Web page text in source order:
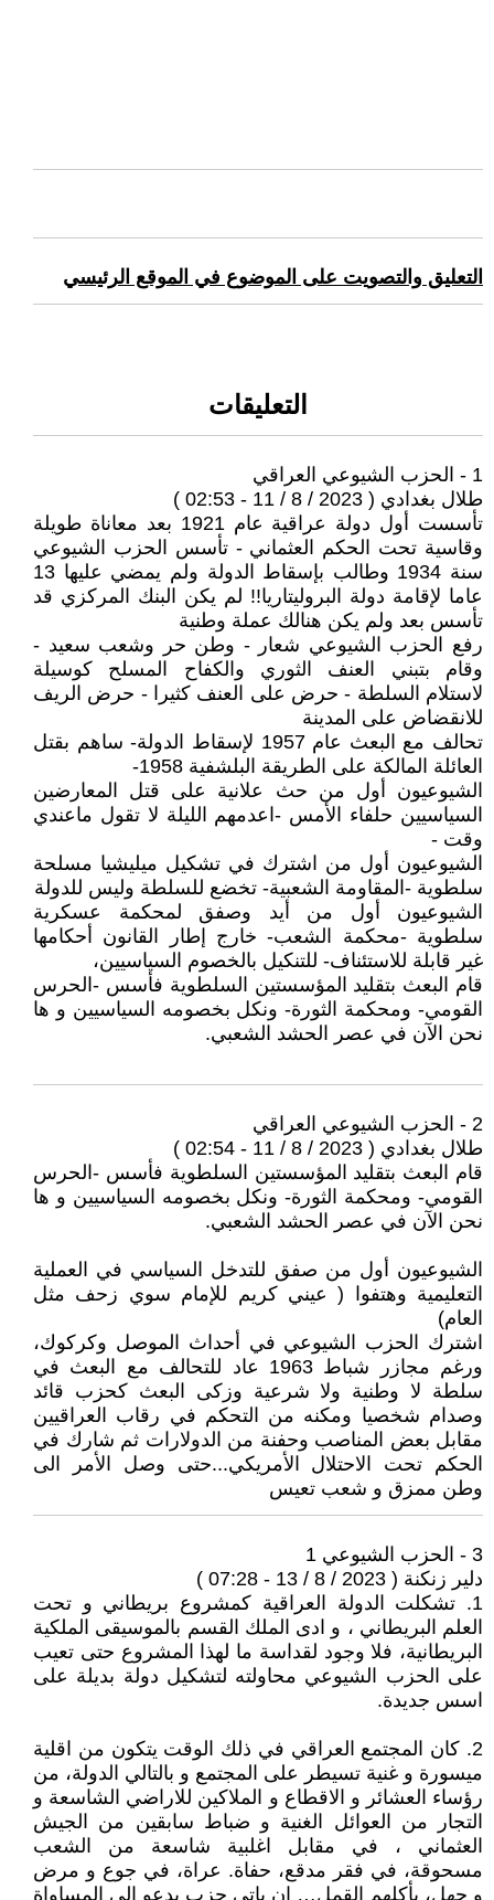
التعليق والتصويت على الموضوع في الموقع الرئيسي
التعليقات
1 - الحزب الشيوعي العراقي
طلال بغدادي ( 2023 / 8 / 11 - 02:53 )
تأسست أول دولة عراقية عام 1921 بعد معاناة طويلة
وقاسية تحت الحكم العثماني - تأسس الحزب الشيوعي
سنة 1934 وطالب بإسقاط الدولة ولم يمضي عليها 13
عاما لإقامة دولة البروليتاريا!! لم يكن البنك المركزي قد
تأسس بعد ولم يكن هنالك عملة وطنية
رفع الحزب الشيوعي شعار - وطن حر وشعب سعيد -
وقام بتبني العنف الثوري والكفاح المسلح كوسيلة
لاستلام السلطة - حرض على العنف كثيرا - حرض الريف
للانقضاض على المدينة
تحالف مع البعث عام 1957 لإسقاط الدولة- ساهم بقتل
العائلة المالكة على الطريقة البلشفية 1958-
الشيوعيون أول من حث علانية على قتل المعارضين
السياسيين حلفاء الأمس -اعدمهم الليلة لا تقول ماعندي
وقت -
الشيوعيون أول من اشترك في تشكيل ميليشيا مسلحة
سلطوية -المقاومة الشعبية- تخضع للسلطة وليس للدولة
الشيوعيون أول من أيد وصفق لمحكمة عسكرية
سلطوية -محكمة الشعب- خارج إطار القانون أحكامها
غير قابلة للاستئناف- للتنكيل بالخصوم السياسيين،
قام البعث بتقليد المؤسستين السلطوية فأسس -الحرس
القومي- ومحكمة الثورة- ونكل بخصومه السياسيين و ها
نحن الآن في عصر الحشد الشعبي.
2 - الحزب الشيوعي العراقي
طلال بغدادي ( 2023 / 8 / 11 - 02:54 )
قام البعث بتقليد المؤسستين السلطوية فأسس -الحرس
القومي- ومحكمة الثورة- ونكل بخصومه السياسيين و ها
نحن الآن في عصر الحشد الشعبي.
الشيوعيون أول من صفق للتدخل السياسي في العملية
التعليمية وهتفوا ( عيني كريم للإمام سوي زحف مثل
العام)
اشترك الحزب الشيوعي في أحداث الموصل وكركوك،
ورغم مجازر شباط 1963 عاد للتحالف مع البعث في
سلطة لا وطنية ولا شرعية وزكى البعث كحزب قائد
وصدام شخصيا ومكنه من التحكم في رقاب العراقيين
مقابل بعض المناصب وحفنة من الدولارات ثم شارك في
الحكم تحت الاحتلال الأمريكي...حتى وصل الأمر الى
وطن ممزق و شعب تعيس
3 - الحزب الشيوعي 1
دلير زنكنة ( 2023 / 8 / 13 - 07:28 )
1. تشكلت الدولة العراقية كمشروع بريطاني و تحت
العلم البريطاني ، و ادى الملك القسم بالموسيقى الملكية
البريطانية، فلا وجود لقداسة ما لهذا المشروع حتى تعيب
على الحزب الشيوعي محاولته لتشكيل دولة بديلة على
اسس جديدة.
2. كان المجتمع العراقي في ذلك الوقت يتكون من اقلية
ميسورة و غنية تسيطر على المجتمع و بالتالي الدولة، من
رؤساء العشائر و الاقطاع و الملاكين للاراضي الشاسعة و
التجار من العوائل الغنية و ضباط سابقين من الجيش
العثماني ، في مقابل اغلبية شاسعة من الشعب
مسحوقة، في فقر مدقع، حفاة. عراة، في جوع و مرض
و جهل، يأكلهم القمل… ان ياتي حزب يدعو الى المساواة